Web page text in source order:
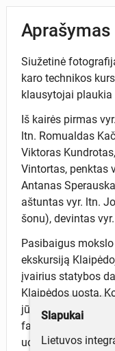
Aprašymas
Siužetinė
karo technikos
klausytojai
Iš kairės pirmas
ltn. Romualdas
Viktoras
Vintortas, penktas
Antanas
aštuntas vyr. ltn.
šonu), devintas
Pasibaigus
ekskursiją
įvairius statybos
Klaipėdos uostą,
jūros semaforus,
fabriką,
uosto žemsemes ir
Slapukai
Lietuvos